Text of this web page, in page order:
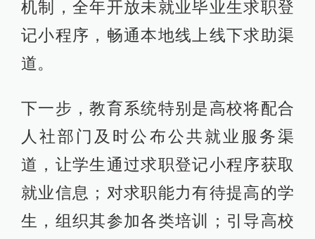
机制，全年开放未就业毕业生求职登
记小程序，畅通本地线上线下求助渠
道。
下一步，教育系统特别是高校将配合
人社部门及时公布公共就业服务渠
道，让学生通过求职登记小程序获取
就业信息；对求职能力有待提高的学
生，组织其参加各类培训；引导高校